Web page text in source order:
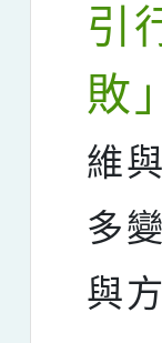
引
敗」
維
多
與